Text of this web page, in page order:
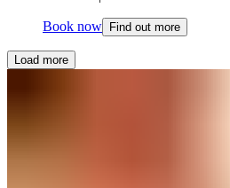
Book now Find out more
Load more